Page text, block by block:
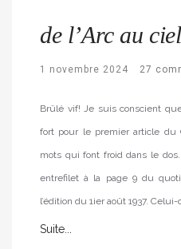
de l’Arc au ciel
1 novembre 2024 27
Brûlé vif! Je suis conscient
fort pour le premier article du
mots qui font froid dans le
entrefilet à la page 9 du
l’édition du 1ier août 1937.
Suite...